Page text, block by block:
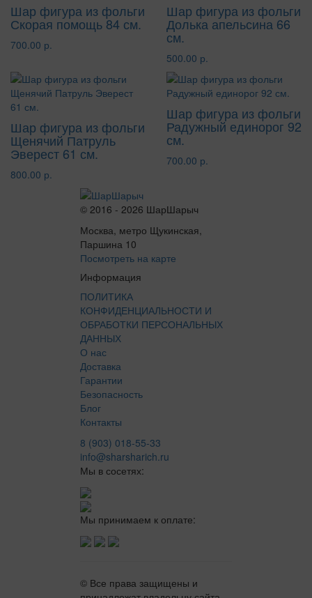
Шар фигура из фольги
Скорая помощь 84 см.
700.00 р.
Шар фигура из фольги
Долька апельсина 66
см.
500.00 р.
Шар фигура из фольги
Щенячий Патруль
Эверест 61 см.
800.00 р.
Шар фигура из фольги
Радужный единорог 92
см.
700.00 р.
© 2016 - 2026 ШарШарыч
Москва, метро Щукинская,
Паршина 10
Посмотреть на карте
Информация
ПОЛИТИКА
КОНФИДЕНЦИАЛЬНОСТИ И
ОБРАБОТКИ ПЕРСОНАЛЬНЫХ
ДАННЫХ
О нас
Доставка
Гарантии
Безопасность
Блог
Контакты
8 (903) 018-55-33
info@sharsharich.ru
Мы в сосетях:
Мы принимаем к оплате:
© Все права защищены и